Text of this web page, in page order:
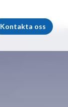
Kontakta oss